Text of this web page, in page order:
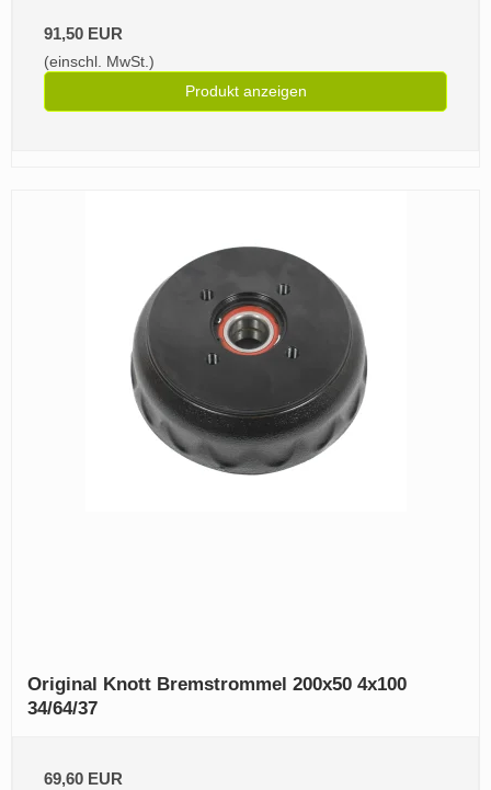
91,50 EUR
(einschl. MwSt.)
Produkt anzeigen
Original Knott Bremstrommel 200x50 4x100
34/64/37
69,60 EUR